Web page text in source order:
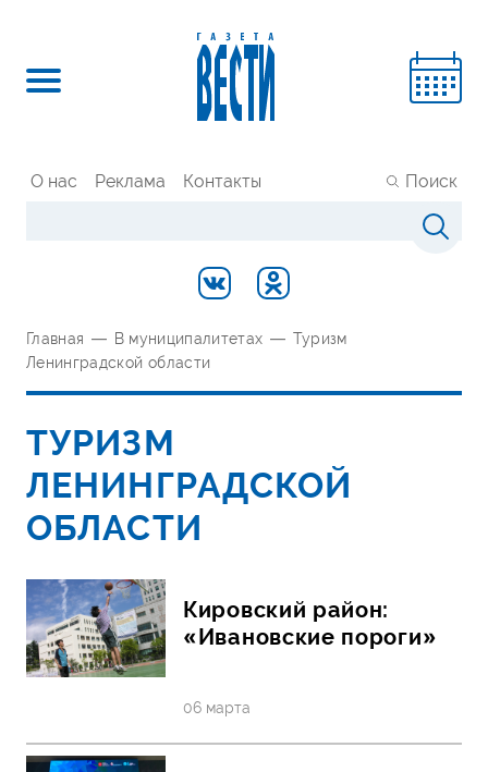
О нас Реклама Контакты Поиск
Главная — В муниципалитетах — Туризм
Ленинградской области
ТУРИЗМ
ЛЕНИНГРАДСКОЙ
ОБЛАСТИ
Кировский район:
«Ивановские пороги»
06 марта